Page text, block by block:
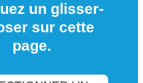
un glisser-
sur cette
page.